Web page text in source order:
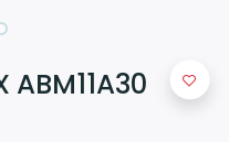
ABM11A30